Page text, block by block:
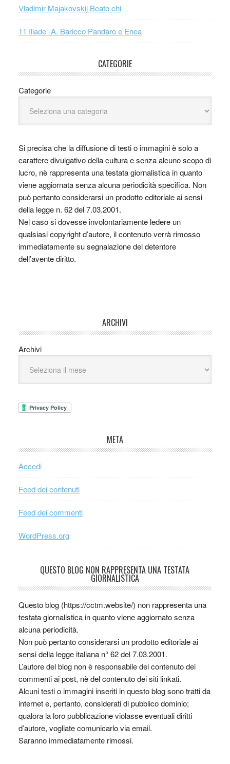
Vladimir Majakovskij Beato chi
11 Iliade -A. Baricco Pandaro e Enea
CATEGORIE
Categorie
Si precisa che la diffusione di testi o immagini è solo a
carattere divulgativo della cultura e senza alcuno scopo di
lucro, nè rappresenta una testata giornalistica in quanto
viene aggiornata senza alcuna periodicità specifica. Non
può pertanto considerarsi un prodotto editoriale ai sensi
della legge n. 62 del 7.03.2001.
Nel caso si dovesse involontariamente ledere un
qualsiasi copyright d’autore, il contenuto verrà rimosso
immediatamente su segnalazione del detentore
dell’avente diritto.
ARCHIVI
Archivi
META
Accedi
Feed dei contenuti
Feed dei commenti
WordPress.org
QUESTO BLOG NON RAPPRESENTA UNA TESTATA
GIORNALISTICA
Questo blog (https://cctm.website/) non rappresenta una
testata giornalistica in quanto viene aggiornato senza
alcuna periodicità.
Non può pertanto considerarsi un prodotto editoriale ai
sensi della legge italiana n° 62 del 7.03.2001.
L’autore del blog non è responsabile del contenuto dei
commenti ai post, nè del contenuto dei siti linkati.
Alcuni testi o immagini inseriti in questo blog sono tratti da
internet e, pertanto, considerati di pubblico dominio;
qualora la loro pubblicazione violasse eventuali diritti
d’autore, vogliate comunicarlo via email.
Saranno immediatamente rimossi.